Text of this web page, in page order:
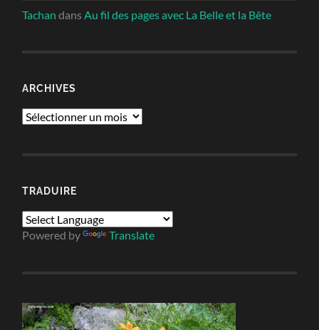
Tachan dansAu fil des pages avec La Belle et la Bête
ARCHIVES
Archives
TRADUIRE
Powered by Translate